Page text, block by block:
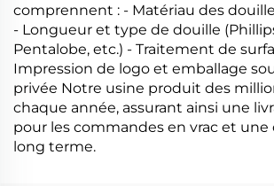
comprennent : - Matériau des
- Longueur et type de douille
Pentalobe, etc.) - Traitement de
Impression de logo et emballage
privée Notre usine produit des
chaque année, assurant ainsi une
pour les commandes en vrac et une
long terme.